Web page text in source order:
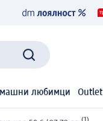
любимци Outlet